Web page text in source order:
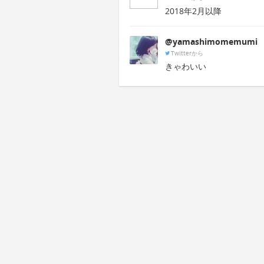
2018年2月以降
@yamashimomemumi
Twitterから
きゃわいい